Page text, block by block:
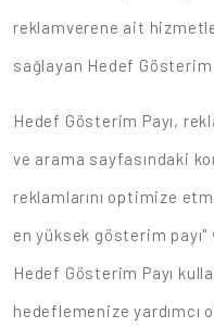
reklamverene ait
sağlayan Hedef Gösterim
Hedef Gösterim Payı,
ve arama sayfasındaki
reklamlarını optimize
en yüksek gösterim
Hedef Gösterim Payı
hedeflemenize yardımcı